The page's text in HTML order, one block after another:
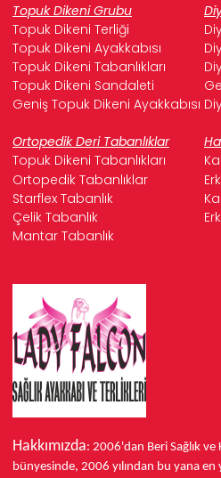
Topuk Dikeni Grubu
Topuk Dikeni Terliği
Topuk Dikeni Ayakkabısı
Topuk Dikeni Tabanlıkları
Topuk Dikeni Sandaleti
Geniş Topuk Dikeni Ayakkabısı
Ortopedik Deri Tabanlıklar
Topuk Dikeni Tabanlıkları
Ortopedik Tabanlıklar
Starflex Tabanlık
Çelik Tabanlık
Mantar Tabanlık
Hakkımızda: 2006'dan Beri Sağlık
bünyesinde, 2006 yılından bu yana en